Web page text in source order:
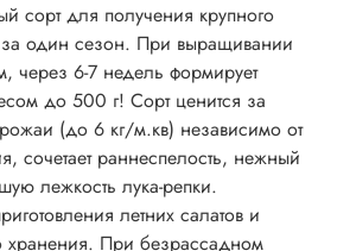
сорт для получения крупного
за один сезон. При выращивании
через 6-7 недель формирует
до 500 г! Сорт ценится за
(до 6 кг/м.кв) независимо от
сочетает раннеспелость, нежный
лежкость лука-репки.
летних салатов и
хранения. При безрассадном